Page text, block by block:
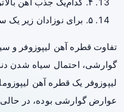
۵. برای نوزادان زیر یک سال کدام گزینه مناسب‌تر است؟
تفاوت قطره آهن لیپوزوفر و
گوارشی، احتمال سیاه
لیپوزوفر یک قطره آهن
عوارض گوارشی بوده، در